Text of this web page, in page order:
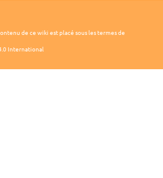
de ce wiki est placé sous les termes de
International